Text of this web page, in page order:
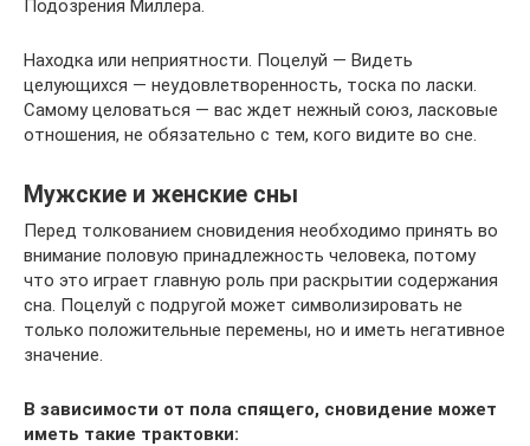
Подозрения Миллера.
Находка или неприятности. Поцелуй — Видеть
целующихся — неудовлетворенность, тоска по ласки.
Самому целоваться — вас ждет нежный союз, ласковые
отношения, не обязательно с тем, кого видите во сне.
Мужские и женские сны
Перед толкованием сновидения необходимо принять во
внимание половую принадлежность человека, потому
что это играет главную роль при раскрытии содержания
сна. Поцелуй с подругой может символизировать не
только положительные перемены, но и иметь негативное
значение.
В зависимости от пола спящего, сновидение может
иметь такие трактовки: